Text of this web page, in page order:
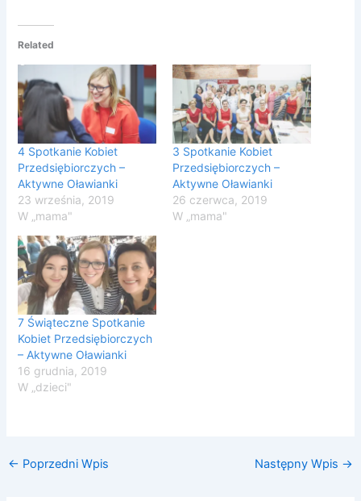
Related
4 Spotkanie Kobiet
Przedsiębiorczych –
Aktywne Oławianki
23 września, 2019
W „mama"
3 Spotkanie Kobiet
Przedsiębiorczych –
Aktywne Oławianki
26 czerwca, 2019
W „mama"
7 Świąteczne Spotkanie
Kobiet Przedsiębiorczych
– Aktywne Oławianki
16 grudnia, 2019
W „dzieci"
← Poprzedni Wpis Następny Wpis →